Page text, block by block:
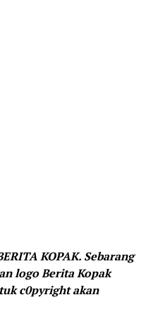
KOPAK. Sebarang
logo Berita Kopak
c0pyright akan